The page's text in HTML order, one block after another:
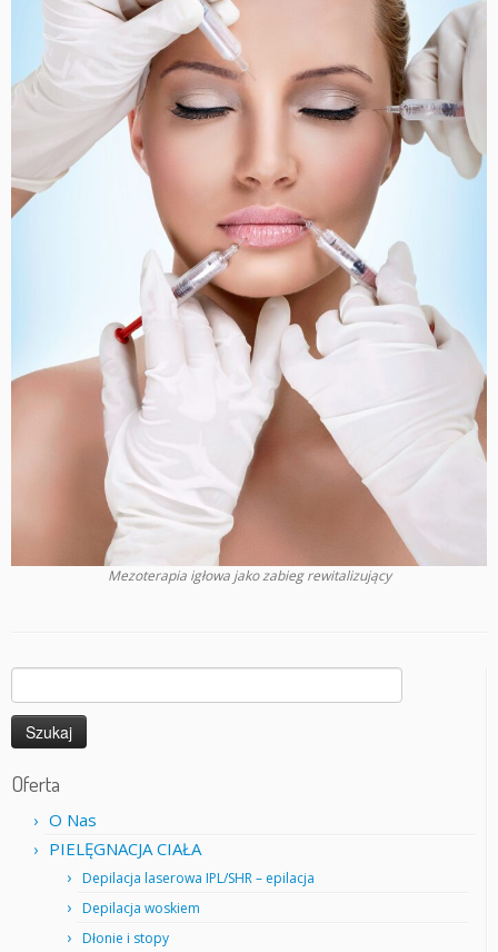
Mezoterapia igłowa jako zabieg rewitalizujący
Oferta
O Nas
PIELĘGNACJA CIAŁA
Depilacja laserowa IPL/SHR – epilacja
Depilacja woskiem
Dłonie i stopy